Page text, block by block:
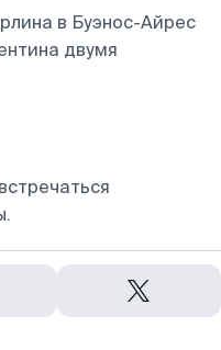
в Буэнос-Айрес
двумя